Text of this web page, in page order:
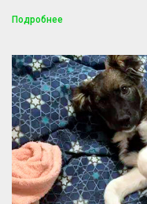
Подробнее